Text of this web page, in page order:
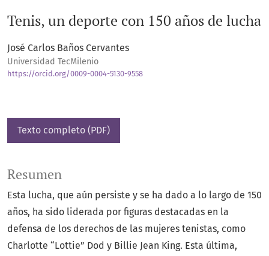
Tenis, un deporte con 150 años de lucha
José Carlos Baños Cervantes
Universidad TecMilenio
https://orcid.org/0009-0004-5130-9558
Texto completo (PDF)
Resumen
Esta lucha, que aún persiste y se ha dado a lo largo de 150
años, ha sido liderada por figuras destacadas en la
defensa de los derechos de las mujeres tenistas, como
Charlotte “Lottie” Dod y Billie Jean King. Esta última,